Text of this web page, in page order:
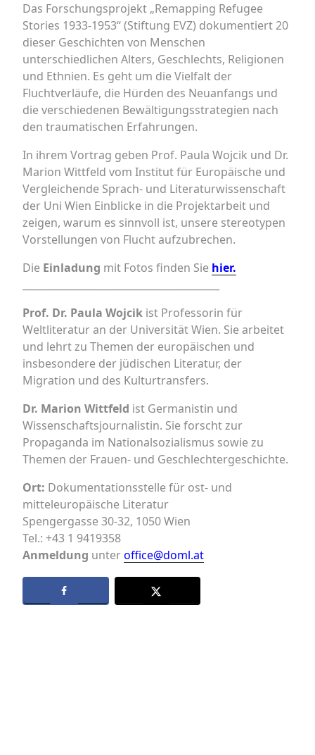
Das Forschungsprojekt „Remapping Refugee
Stories 1933-1953“ (Stiftung EVZ) dokumentiert 20
dieser Geschichten von Menschen
unterschiedlichen Alters, Geschlechts, Religionen
und Ethnien. Es geht um die Vielfalt der
Fluchtverläufe, die Hürden des Neuanfangs und
die verschiedenen Bewältigungsstrategien nach
den traumatischen Erfahrungen.
In ihrem Vortrag geben Prof. Paula Wojcik und Dr.
Marion Wittfeld vom Institut für Europäische und
Vergleichende Sprach- und Literaturwissenschaft
der Uni Wien Einblicke in die Projektarbeit und
zeigen, warum es sinnvoll ist, unsere stereotypen
Vorstellungen von Flucht aufzubrechen.
Die Einladung mit Fotos finden Sie hier.
Prof. Dr. Paula Wojcik ist Professorin für
Weltliteratur an der Universität Wien. Sie arbeitet
und lehrt zu Themen der europäischen und
insbesondere der jüdischen Literatur, der
Migration und des Kulturtransfers.
Dr. Marion Wittfeld ist Germanistin und
Wissenschaftsjournalistin. Sie forscht zur
Propaganda im Nationalsozialismus sowie zu
Themen der Frauen- und Geschlechtergeschichte.
Ort: Dokumentationsstelle für ost- und
mitteleuropäische Literatur
Spengergasse 30-32, 1050 Wien
Tel.: +43 1 9419358
Anmeldung unteroffice@doml.at